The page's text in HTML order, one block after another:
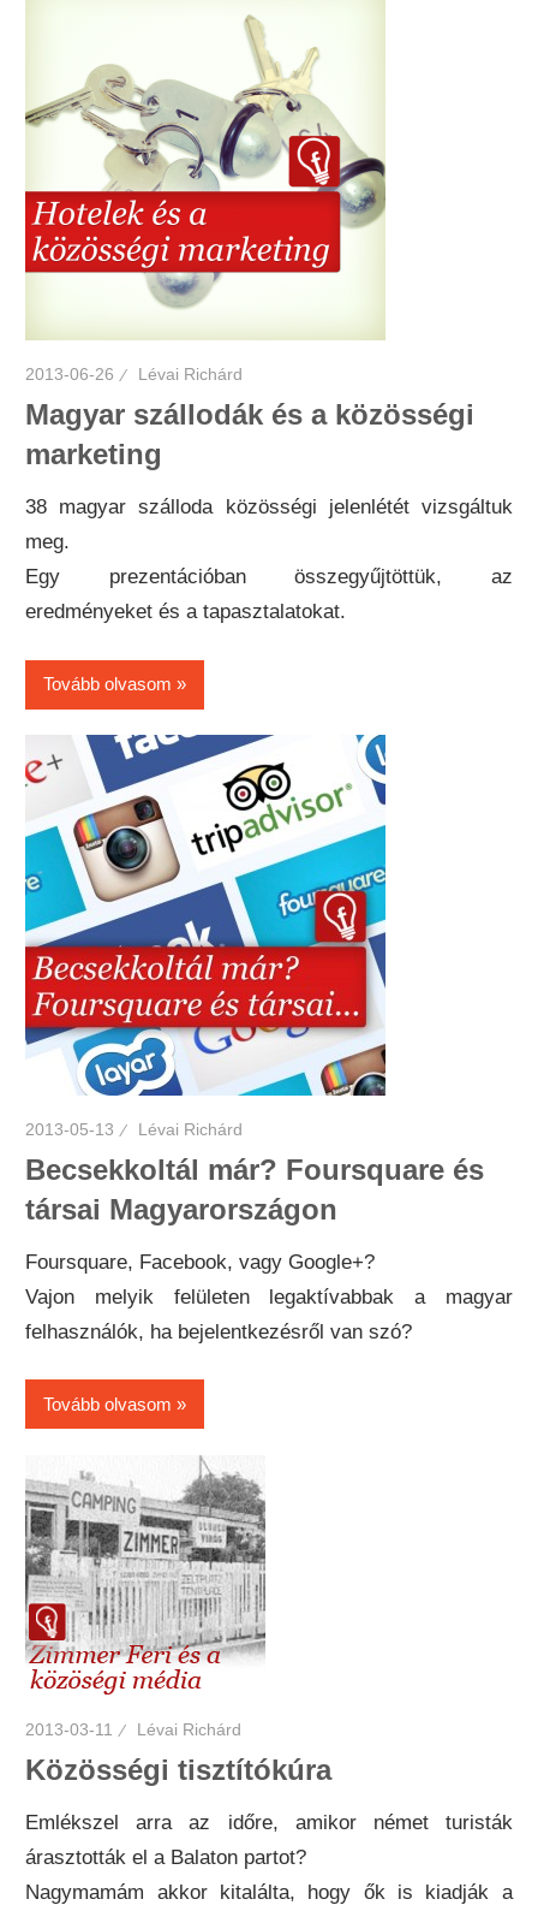
2013-06-26 Lévai Richárd
Magyar szállodák és a közösségi
marketing
38 magyar szálloda közösségi jelenlétét vizsgáltuk
meg.
Egy prezentációban összegyűjtöttük, az
eredményeket és a tapasztalatokat.
Tovább olvasom
2013-05-13 Lévai Richárd
Becsekkoltál már? Foursquare és
társai Magyarországon
Foursquare, Facebook, vagy Google+?
Vajon melyik felületen legaktívabbak a magyar
felhasználók, ha bejelentkezésről van szó?
Tovább olvasom
2013-03-11 Lévai Richárd
Közösségi tisztítókúra
Emlékszel arra az időre, amikor német turisták
árasztották el a Balaton partot?
Nagymamám akkor kitalálta, hogy ők is kiadják a